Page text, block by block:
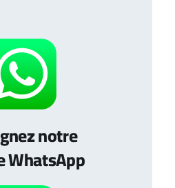
notre
WhatsApp